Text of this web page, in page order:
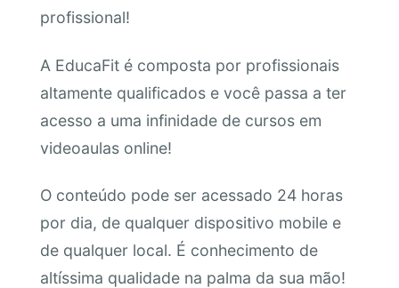
profissional!
A EducaFit é composta por profissionais
altamente qualificados e você passa a ter
acesso a uma infinidade de cursos em
videoaulas online!
O conteúdo pode ser acessado 24 horas
por dia, de qualquer dispositivo mobile e
de qualquer local. É conhecimento de
altíssima qualidade na palma da sua mão!